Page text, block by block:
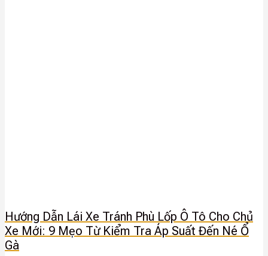
Hướng Dẫn Lái Xe Tránh Phù Lốp Ô Tô Cho Chủ
Xe Mới: 9 Mẹo Từ Kiểm Tra Áp Suất Đến Né Ổ
Gà